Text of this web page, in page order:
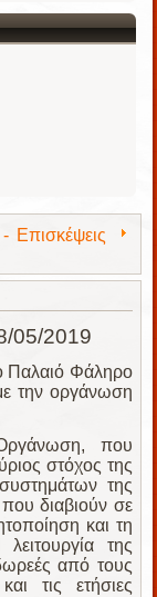
Επισκέψεις
05/2019
Παλαιό Φάληρο
την οργάνωση
που
στόχος της
της
διαβιούν σε
και τη
της
από τους
τις ετήσιες